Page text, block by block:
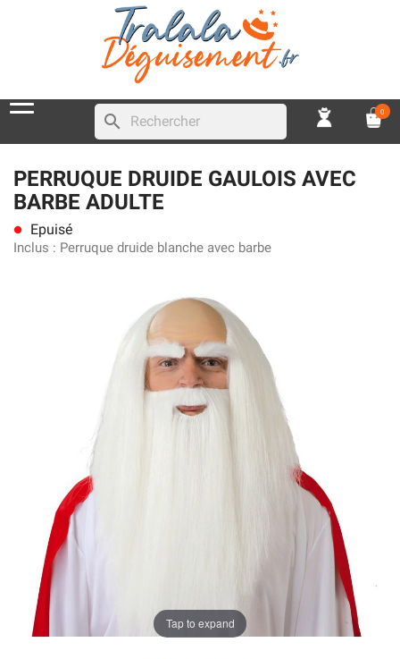
search 0
PERRUQUE DRUIDE GAULOIS AVEC
BARBE ADULTE
lens Epuisé
Inclus : Perruque druide blanche avec barbe
Tap to expand